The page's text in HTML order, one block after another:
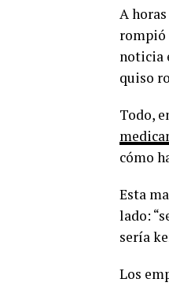
A
rompió
noticia
quiso
Todo,
cómo
Esta
lado:
sería
Los